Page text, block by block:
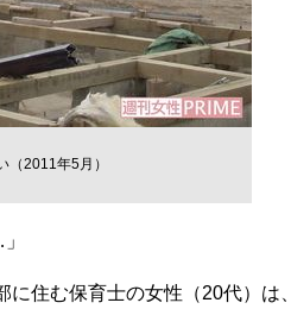
2011年5月）
住む保育士の女性（20代）は、